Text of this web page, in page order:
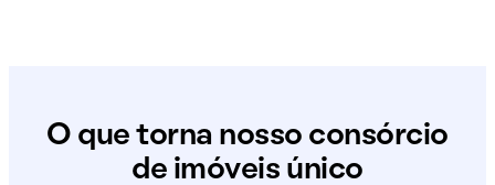
O que torna nosso consórcio
de imóveis único